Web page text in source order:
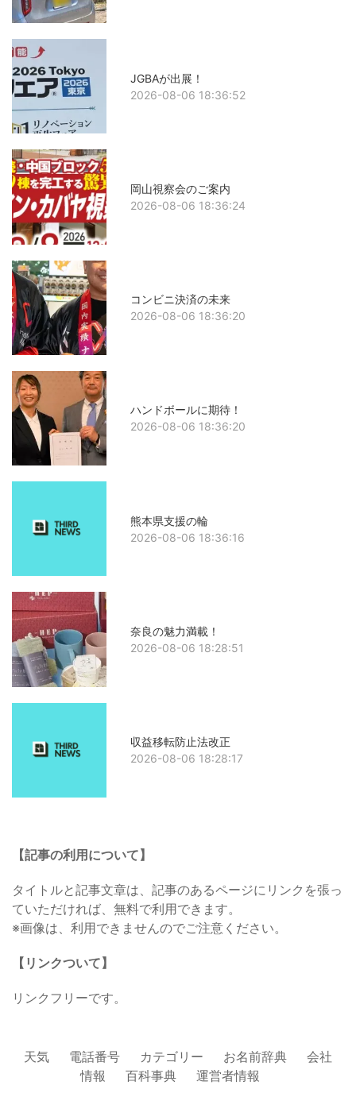
JGBAが出展！
2026-08-06 18:36:52
岡山視察会のご案内
2026-08-06 18:36:24
コンビニ決済の未来
2026-08-06 18:36:20
ハンドボールに期待！
2026-08-06 18:36:20
熊本県支援の輪
2026-08-06 18:36:16
奈良の魅力満載！
2026-08-06 18:28:51
収益移転防止法改正
2026-08-06 18:28:17
【記事の利用について】
タイトルと記事文章は、記事のあるページにリンクを張っ
ていただければ、無料で利用できます。
※画像は、利用できませんのでご注意ください。
【リンクついて】
リンクフリーです。
天気 電話番号 カテゴリー お名前辞典
会社
情報
百科事典 運営者情報